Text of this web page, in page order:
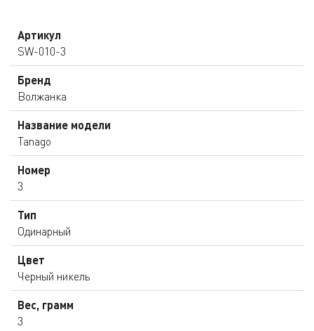
Артикул
SW-010-3
Бренд
Волжанка
Название модели
Tanago
Номер
3
Тип
Одинарный
Цвет
Черный никель
Вес, грамм
3